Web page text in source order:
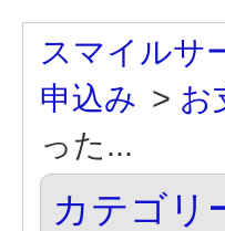
スマイルサ
申込み > お
った...
カテゴリ